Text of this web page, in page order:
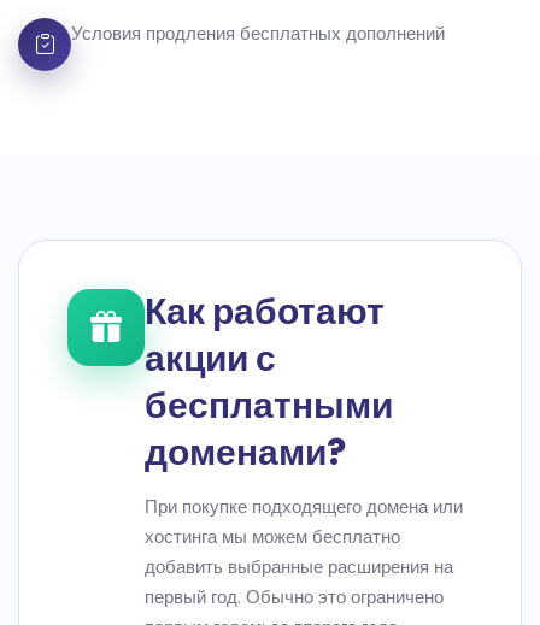
Условия продления бесплатных дополнений
Как работают
акции с
бесплатными
доменами?
При покупке подходящего домена или
хостинга мы можем бесплатно
добавить выбранные расширения на
первый год. Обычно это ограничено